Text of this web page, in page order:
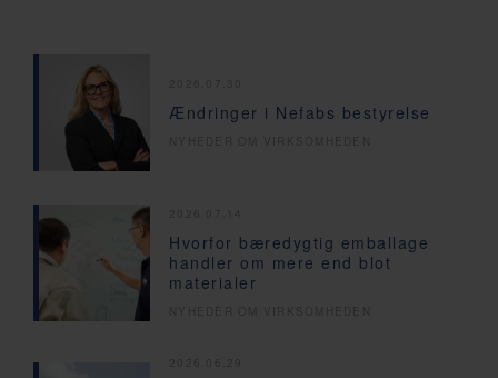
Ændringer i Nefabs bestyrelse
Hvorfor bæredygtig emballage
handler om mere end blot
materialer